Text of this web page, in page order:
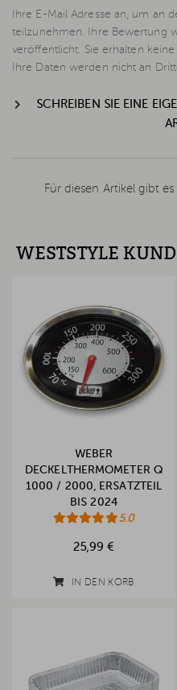
Ihre E-Mail Adresse an, um an
teilzunehmen. Ihre Bewertung
veröffentlicht. Sie erhalten
Ihre Daten werden nicht an
SCHREIBEN SIE EINE
Für diesen Artikel gibt
WESTSTYLE
WEBER
DECKELTHERMOMETER Q
1000 / 2000, ERSATZTEIL
BIS 2024
5.0
25,99 €
IN DEN KORB